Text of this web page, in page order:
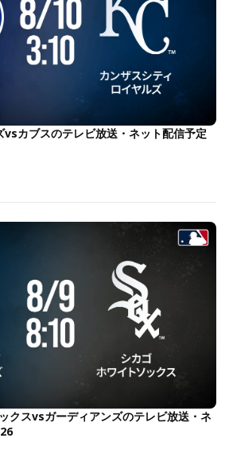
vsカブスのテレビ放送・ネット配信予定
クスvsガーディアンズのテレビ放送・ネ